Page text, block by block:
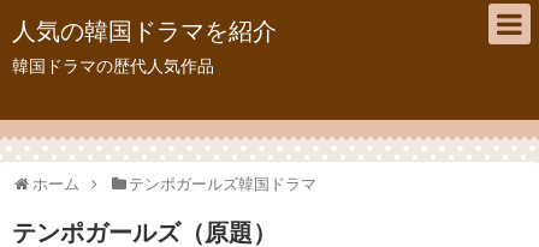
人気の韓国ドラマを紹介
韓国ドラマの歴代人気作品
ホーム テンポガールズ韓国ドラマ
テンポガールズ（原題）